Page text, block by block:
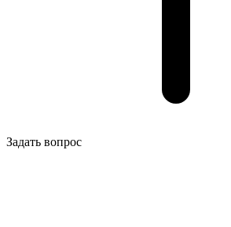
Задать вопрос